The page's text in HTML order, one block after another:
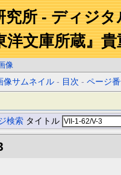
究所 - ディジ
洋文庫所蔵』
像
像サムネイル - 目次 -ページ
検索 タイトル